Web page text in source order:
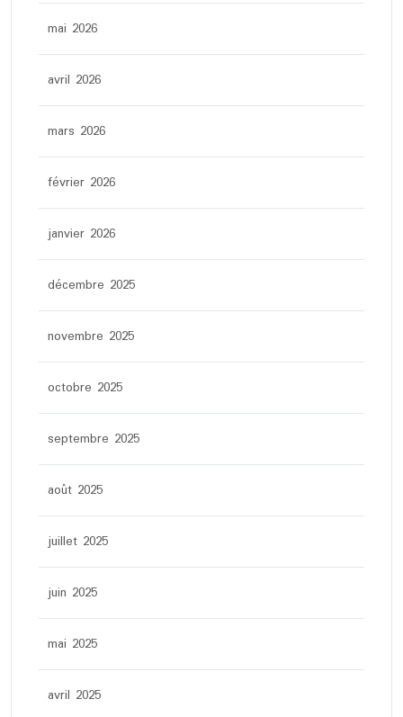
mai 2026
avril 2026
mars 2026
février 2026
janvier 2026
décembre 2025
novembre 2025
octobre 2025
septembre 2025
août 2025
juillet 2025
juin 2025
mai 2025
avril 2025